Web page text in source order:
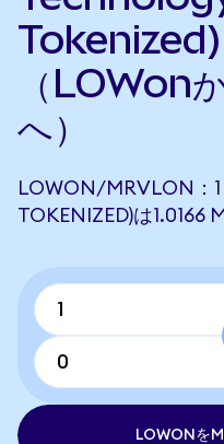
Tokenized)
（LOWon
へ）
LOWON/MRVLON：1
TOKENIZED)は1.0166
LOWONを